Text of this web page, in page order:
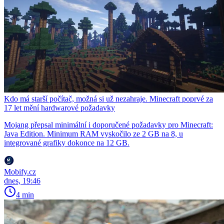
Kdo má starší počítač, možná si už nezahraje. Minecraft poprvé za
17 let mění hardwarové požadavky
Mojang přepsal minimální i doporučené požadavky pro Minecraft:
Java Edition. Minimum RAM vyskočilo ze 2 GB na 8, u
integrované grafiky dokonce na 12 GB.
Mobify.cz
dnes, 19:46
4 min